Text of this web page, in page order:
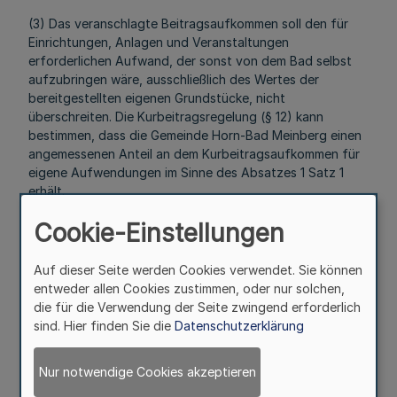
(3) Das veranschlagte Beitragsaufkommen soll den für
Einrichtungen, Anlagen und Veranstaltungen
erforderlichen Aufwand, der sonst von dem Bad selbst
aufzubringen wäre, ausschließlich des Wertes der
bereitgestellten eigenen Grundstücke, nicht
überschreiten. Die Kurbeitragsregelung (§ 12) kann
bestimmen, dass die Gemeinde Horn-Bad Meinberg einen
angemessenen Anteil an dem Kurbeitragsaufkommen für
eigene Aufwendungen im Sinne des Absatzes 1 Satz 1
erhält.
§ 9
Kurbeitragspflicht
Mehr
Cookie-Einstellungen
Auf dieser Seite werden Cookies verwendet. Sie können
entweder allen Cookies zustimmen, oder nur solchen,
die für die Verwendung der Seite zwingend erforderlich
sind. Hier finden Sie die Datenschutzerklärung
Nur notwendige Cookies akzeptieren